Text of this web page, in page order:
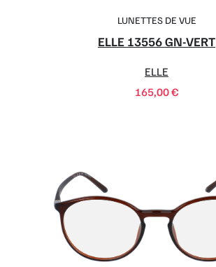
LUNETTES DE VUE
ELLE 13556 GN-VERT
ELLE
165,00€